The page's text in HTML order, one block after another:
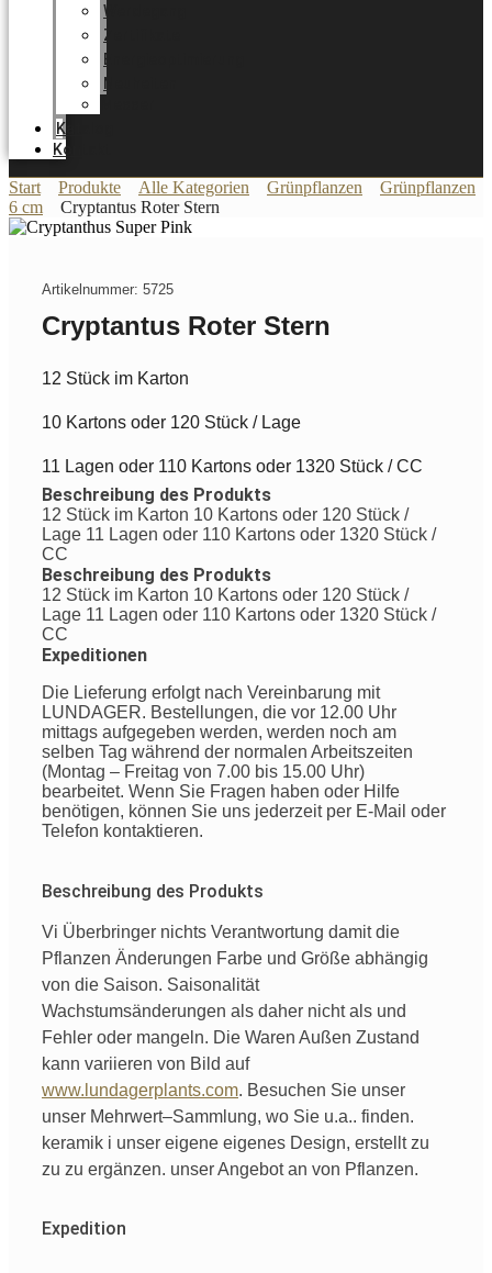
Werdegang
Zertifikate
Energieoptimierung
Neuheiten
Katalog
Kontakt
Start Produkte Alle Kategorien Grünpflanzen
Grünpflanzen
6 cm
Cryptantus Roter Stern
Artikelnummer: 5725
Cryptantus Roter Stern
12 Stück im Karton
10 Kartons oder 120 Stück / Lage
11 Lagen oder 110 Kartons oder 1320 Stück / CC
Beschreibung des Produkts
12 Stück im Karton 10 Kartons oder 120 Stück /
Lage 11 Lagen oder 110 Kartons oder 1320 Stück /
CC
Beschreibung des Produkts
12 Stück im Karton 10 Kartons oder 120 Stück /
Lage 11 Lagen oder 110 Kartons oder 1320 Stück /
CC
Expeditionen
Die Lieferung erfolgt nach Vereinbarung mit
LUNDAGER. Bestellungen, die vor 12.00 Uhr
mittags aufgegeben werden, werden noch am
selben Tag während der normalen Arbeitszeiten
(Montag – Freitag von 7.00 bis 15.00 Uhr)
bearbeitet. Wenn Sie Fragen haben oder Hilfe
benötigen, können Sie uns jederzeit per E-Mail oder
Telefon kontaktieren.
Beschreibung des Produkts
Vi Überbringer nichts Verantwortung damit die
Pflanzen Änderungen Farbe und Größe abhängig
von die Saison. Saisonalität
Wachstumsänderungen als daher nicht als und
Fehler oder mangeln. Die Waren Außen Zustand
kann variieren von Bild auf
www.lundagerplants.com. Besuchen Sie unser
unser Mehrwert–Sammlung, wo Sie u.a.. finden.
keramik i unser eigene eigenes Design, erstellt zu
zu zu ergänzen. unserAngebot an von Pflanzen.
Expedition